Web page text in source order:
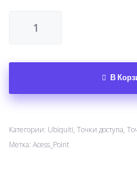
В
Категории: Ubiquiti, Точки доступа,
Метка: Acess_Point